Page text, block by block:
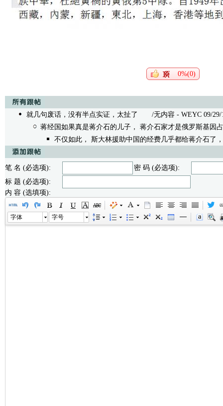
0%(0)
就几句废话，没有半点实证，太扯了
/无内容 - WEYC 09/29/
蒋经国如果真是蒋介石的儿子， 蒋介石家才是俄罗斯基因
不仅如此， 斯大林援助中国的经费几乎都给蒋介石了
笔 名 (必选项):
密 码 (必选项):
标 题 (必选项):
内 容 (选填项):
字体 字号